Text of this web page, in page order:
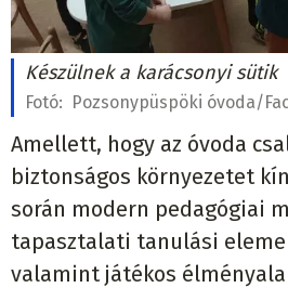
Készülnek a karácsonyi sütik
Fotó: Pozsonypüspöki óvoda/
Amellett, hogy az óvoda
biztonságos környezetet
során modern pedagógiai
tapasztalati tanulási
valamint játékos